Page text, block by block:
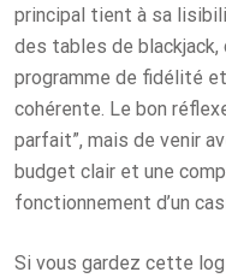
principal tient à sa
des tables de blackjack,
programme de fidélité
cohérente. Le bon
parfait”, mais de venir
budget clair et une
fonctionnement d’un
Si vous gardez cette